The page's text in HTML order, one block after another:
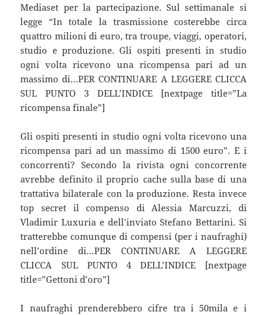
Mediaset per la partecipazione. Sul settimanale si
legge “In totale la trasmissione costerebbe circa
quattro milioni di euro, tra troupe, viaggi, operatori,
studio e produzione. Gli ospiti presenti in studio
ogni volta ricevono una ricompensa pari ad un
massimo di…PER CONTINUARE A LEGGERE CLICCA
SUL PUNTO 3 DELL’INDICE [nextpage title=”La
ricompensa finale”]
Gli ospiti presenti in studio ogni volta ricevono una
ricompensa pari ad un massimo di 1500 euro”. E i
concorrenti? Secondo la rivista ogni concorrente
avrebbe definito il proprio cache sulla base di una
trattativa bilaterale con la produzione. Resta invece
top secret il compenso di Alessia Marcuzzi, di
Vladimir Luxuria e dell’inviato Stefano Bettarini. Si
tratterebbe comunque di compensi (per i naufraghi)
nell’ordine di…PER CONTINUARE A LEGGERE
CLICCA SUL PUNTO 4 DELL’INDICE [nextpage
title=”Gettoni d’oro”]
I naufraghi prenderebbero cifre tra i 50mila e i